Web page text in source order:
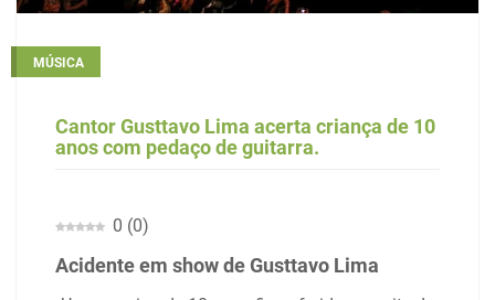
MÚSICA
Cantor Gusttavo Lima acerta criança de 10
anos com pedaço de guitarra.
0 (0)
Acidente em show de Gusttavo Lima